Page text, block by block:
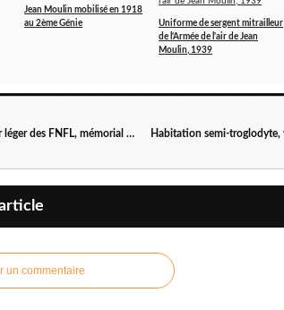
Jean Moulin mobilisé en 1918
au 2ème Génie
Uniforme de sergent mitrailleur
de l'Armée de l'air de Jean
Moulin, 1939
'Le Triomphant', croiseur léger des FNFL, mémorial Leclerc
un commentaire